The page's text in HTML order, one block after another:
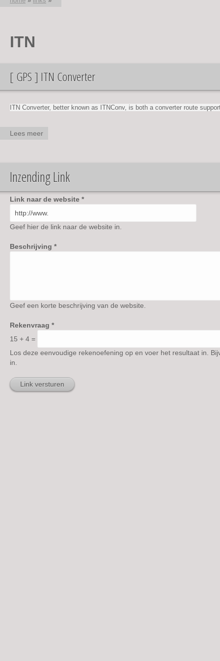
U bent hier
ITN
[ GPS ] ITN Converter
ITN Converter, better known as ITNConv, is both a converter route
Lees meer
Inzending Link
Link naar de website *
Geef hier de link naar de website in.
Beschrijving *
Geef een korte beschrijving van de website.
Rekenvraag *
15 + 4 =
Los deze eenvoudige rekenoefening op en voer het resultaat in.
in.